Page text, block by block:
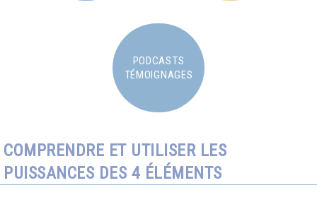
PODCASTS
TÉMOIGNAGES
COMPRENDRE ET UTILISER LES
PUISSANCES DES 4 ÉLÉMENTS